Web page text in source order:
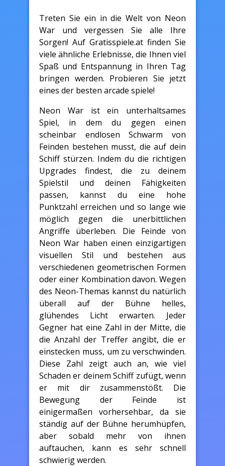
Treten Sie ein in die Welt von Neon
War und vergessen Sie alle Ihre
Sorgen! Auf Gratisspiele.at finden Sie
viele ähnliche Erlebnisse, die Ihnen viel
Spaß und Entspannung in Ihren Tag
bringen werden. Probieren Sie jetzt
eines der besten arcade spiele!
Neon War ist ein unterhaltsames
Spiel, in dem du gegen einen
scheinbar endlosen Schwarm von
Feinden bestehen musst, die auf dein
Schiff stürzen. Indem du die richtigen
Upgrades findest, die zu deinem
Spielstil und deinen Fähigkeiten
passen, kannst du eine hohe
Punktzahl erreichen und so lange wie
möglich gegen die unerbittlichen
Angriffe überleben. Die Feinde von
Neon War haben einen einzigartigen
visuellen Stil und bestehen aus
verschiedenen geometrischen Formen
oder einer Kombination davon. Wegen
des Neon-Themas kannst du natürlich
überall auf der Bühne helles,
glühendes Licht erwarten. Jeder
Gegner hat eine Zahl in der Mitte, die
die Anzahl der Treffer angibt, die er
einstecken muss, um zu verschwinden.
Diese Zahl zeigt auch an, wie viel
Schaden er deinem Schiff zufügt, wenn
er mit dir zusammenstößt. Die
Bewegung der Feinde ist
einigermaßen vorhersehbar, da sie
ständig auf der Bühne herumhüpfen,
aber sobald mehr von ihnen
auftauchen, kann es sehr schnell
schwierig werden.